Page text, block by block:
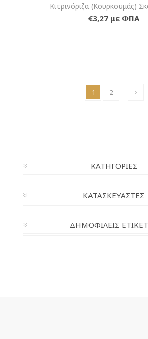
Κιτρινόριζα (Κουρκουμάς)
€3,27 με ΦΠΑ
1 2
ΚΑΤΗΓΟΡΊΕΣ
ΚΑΤΑΣΚΕΥΑΣΤΈΣ
ΔΗΜΟΦΙΛΕΙΣ